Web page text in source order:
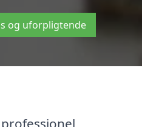
og uforpligtende